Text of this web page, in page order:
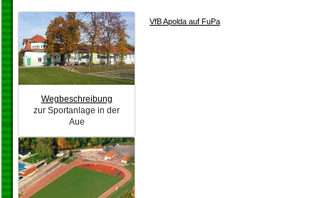
Wegbeschreibung
zur Sportanlage in der
Aue
VfB Apolda auf FuPa